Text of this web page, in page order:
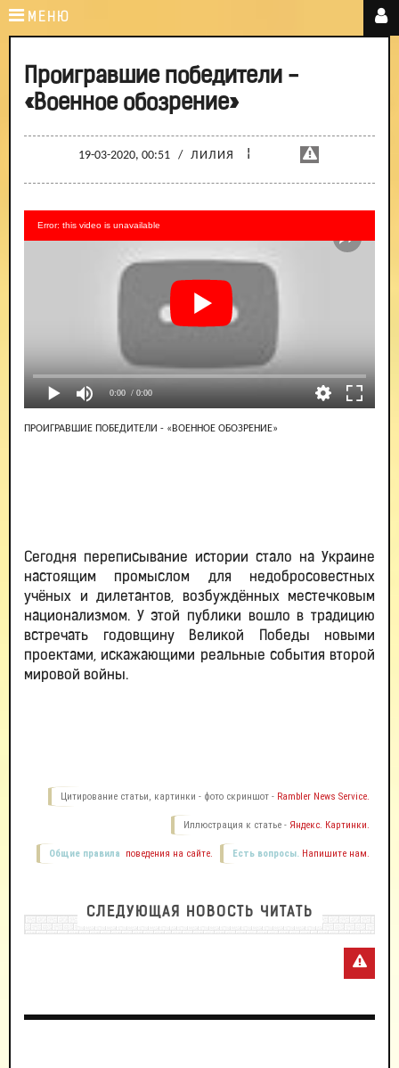
МЕНЮ
Проигравшие победители -
«Военное обозрение»
19-03-2020, 00:51 / ЛИЛИЯ ¦
0:00 / 0:00
Error: this video is unavailable
ПРОИГРАВШИЕ ПОБЕДИТЕЛИ - «ВОЕННОЕ ОБОЗРЕНИЕ»
Сегодня переписывание истории стало на Украине
настоящим промыслом для недобросовестных
учёных и дилетантов, возбуждённых местечковым
национализмом. У этой публики вошло в традицию
встречать годовщину Великой Победы новыми
проектами, искажающими реальные события второй
мировой войны.
Цитирование статьи, картинки - фото скриншот - Rambler News Service.
Иллюстрация к статье - Яндекс. Картинки.
Есть вопросы. Напишите нам.
Общие правила поведения на сайте.
СЛЕДУЮЩАЯ НОВОСТЬ ЧИТАТЬ